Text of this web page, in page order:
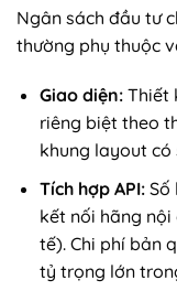
Ngân sách đầu tư
thường phụ thuộc
Giao diện:Thiết
riêng biệt theo
khung layout có
Tích hợp API:Số
kết nối hãng nội
tế). Chi phí bản
tỷ trọng lớn